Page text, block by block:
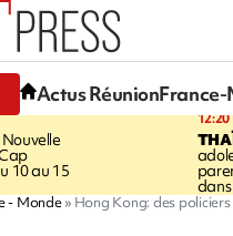
Actus RéunionFrance-
Nouvelle
10 au 15
12:20
dans
- Monde Hong Kong: des